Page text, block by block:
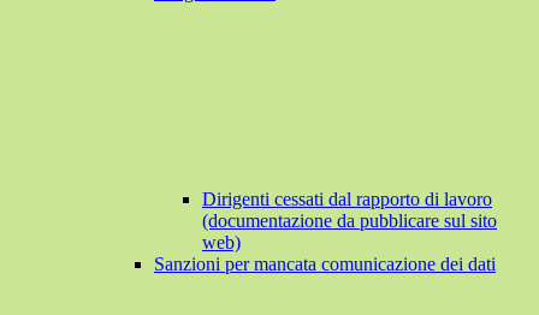
Dirigenti cessati dal rapporto di lavoro
(documentazione da pubblicare sul sito
web)
Sanzioni per mancata comunicazione dei dati